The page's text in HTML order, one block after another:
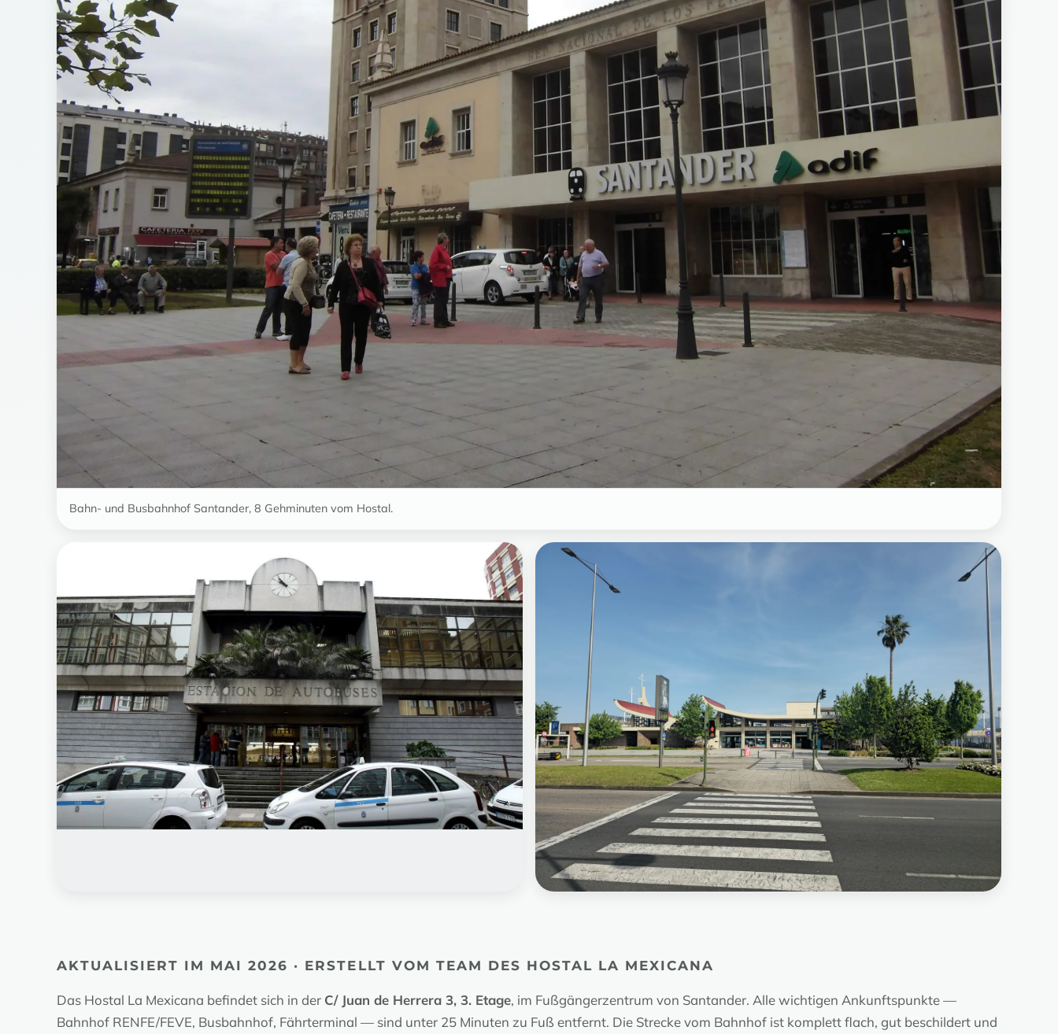
Bahn- und Busbahnhof Santander, 8 Gehminuten vom Hostal.
AKTUALISIERT IM MAI 2026 · ERSTELLT VOM TEAM DES HOSTAL LA MEXICANA
Das Hostal La Mexicana befindet sich in der C/ Juan de Herrera 3, 3. Etage, im Fußgängerzentrum von Santander. Alle wichtigen Ankunftspunkte —
Bahnhof RENFE/FEVE, Busbahnhof, Fährterminal — sind unter 25 Minuten zu Fuß entfernt. Die Strecke vom Bahnhof ist komplett flach, gut beschildert und